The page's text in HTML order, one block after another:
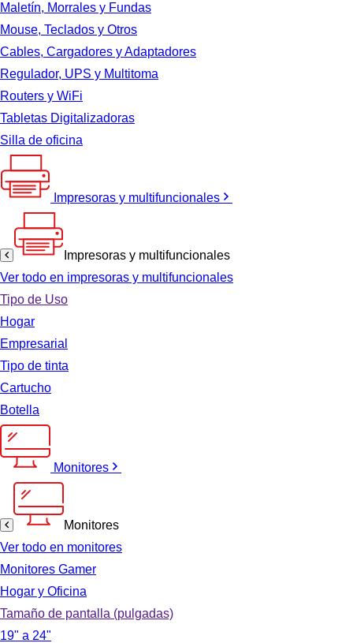
Maletín, Morrales y Fundas
Mouse, Teclados y Otros
Cables, Cargadores y Adaptadores
Regulador, UPS y Multitoma
Routers y WiFi
Tabletas Digitalizadoras
Silla de oficina
Impresoras y multifuncionales
Impresoras y multifuncionales
Ver todo en impresoras y multifuncionales
Tipo de Uso
Hogar
Empresarial
Tipo de tinta
Cartucho
Botella
Monitores
Monitores
Ver todo en monitores
Monitores Gamer
Hogar y Oficina
Tamaño de pantalla (pulgadas)
19" a 24"